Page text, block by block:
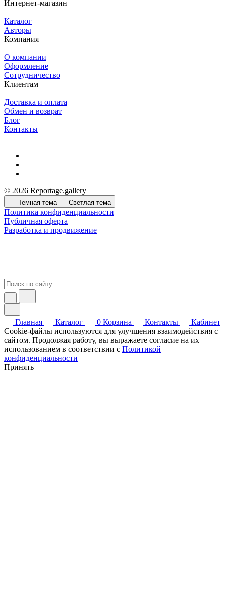
Интернет-магазин
Каталог
Авторы
Компания
О компании
Оформление
Сотрудничество
Клиентам
Доставка и оплата
Обмен и возврат
Блог
Контакты
© 2026 Reportage.gallery
Темная тема Светлая тема
Политика конфиденциальности
Публичная оферта
Разработка и продвижение
Главная Каталог 0 Корзина Контакты
Кабинет
Cookie-файлы используются для улучшения взаимодействия с
сайтом. Продолжая работу, вы выражаете согласие на их
использованием в соответствии с Политикой
конфиденциальности
Принять